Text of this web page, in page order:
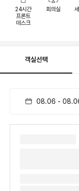
24시간
프론트
데스크
회의실
객실선택
08.06 -